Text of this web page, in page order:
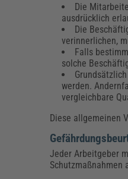
Die
ausdrücklich
Die
verinnerlichen,
Falls
solche
werden.
vergleichbare
Diese allgemeinen
Jeder Arbeitgeber
Schutzmaßnahmen